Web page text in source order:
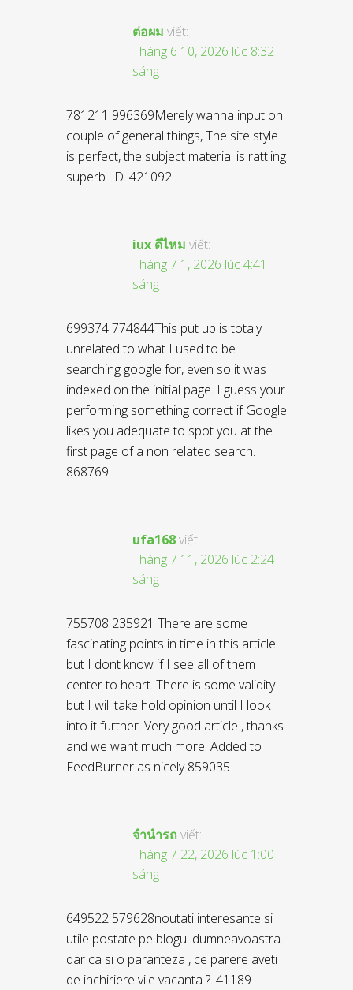
ต่อผม viết:
Tháng 6 10, 2026 lúc 8:32
sáng
781211 996369Merely wanna input on
couple of general things, The site style
is perfect, the subject material is rattling
superb : D. 421092
iux ดีไหม viết:
Tháng 7 1, 2026 lúc 4:41
sáng
699374 774844This put up is totaly
unrelated to what I used to be
searching google for, even so it was
indexed on the initial page. I guess your
performing something correct if Google
likes you adequate to spot you at the
first page of a non related search.
868769
ufa168viết:
Tháng 7 11, 2026 lúc 2:24
sáng
755708 235921 There are some
fascinating points in time in this article
but I dont know if I see all of them
center to heart. There is some validity
but I will take hold opinion until I look
into it further. Very good article , thanks
and we want much more! Added to
FeedBurner as nicely 859035
จำนำรถviết:
Tháng 7 22, 2026 lúc 1:00
sáng
649522 579628noutati interesante si
utile postate pe blogul dumneavoastra.
dar ca si o paranteza , ce parere aveti
de inchiriere vile vacanta ?. 41189